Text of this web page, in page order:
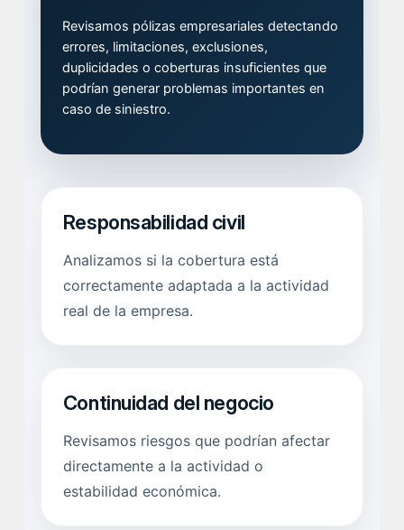
Revisamos pólizas empresariales detectando
errores, limitaciones, exclusiones,
duplicidades o coberturas insuficientes que
podrían generar problemas importantes en
caso de siniestro.
Responsabilidad civil
Analizamos si la cobertura está
correctamente adaptada a la actividad
real de la empresa.
Continuidad del negocio
Revisamos riesgos que podrían afectar
directamente a la actividad o
estabilidad económica.